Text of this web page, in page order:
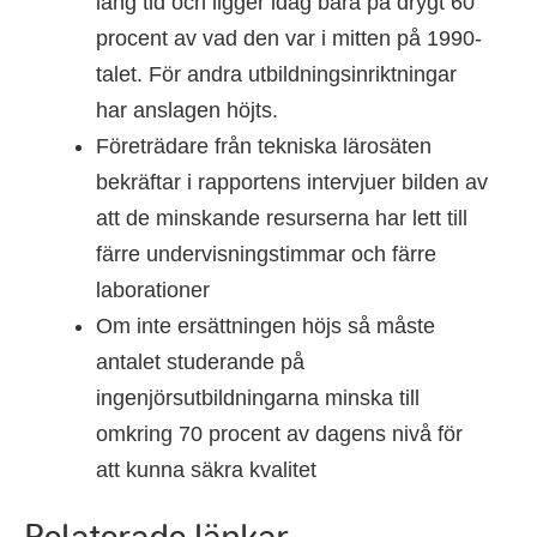
procent av vad den var i mitten på 1990-
talet. För andra utbildningsinriktningar
har anslagen höjts.
Företrädare från tekniska lärosäten
bekräftar i rapportens intervjuer bilden av
att de minskande resurserna har lett till
färre undervisningstimmar och färre
laborationer
Om inte ersättningen höjs så måste
antalet studerande på
ingenjörsutbildningarna minska till
omkring 70 procent av dagens nivå för
att kunna säkra kvalitet